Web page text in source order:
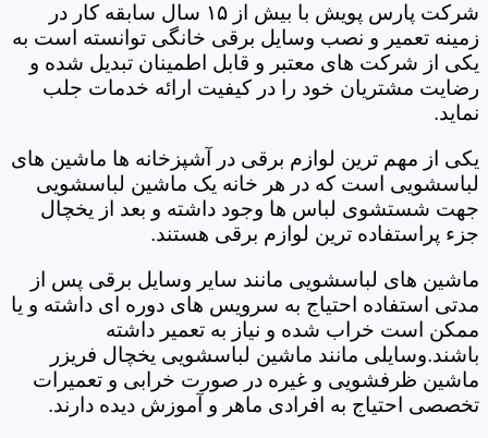
شرکت پارس پویش با بیش از ۱۵ سال سابقه کار در
زمینه تعمیر و نصب وسایل برقی خانگی توانسته است به
یکی از شرکت های معتبر و قابل اطمینان تبدیل شده و
رضایت مشتریان خود را در کیفیت ارائه خدمات جلب
نماید.
یکی از مهم ترین لوازم برقی در آشپزخانه ها ماشین های
لباسشویی است که در هر خانه یک ماشین لباسشویی
جهت شستشوی لباس ها وجود داشته و بعد از یخچال
جزء پراستفاده ترین لوازم برقی هستند.
ماشین های لباسشویی مانند سایر وسایل برقی پس از
مدتی استفاده احتیاج به سرویس های دوره ای داشته و یا
ممکن است خراب شده و نیاز به تعمیر داشته
باشند.وسایلی مانند ماشین لباسشویی یخچال فریزر
ماشین ظرفشویی و غیره در صورت خرابی و تعمیرات
تخصصی احتیاج به افرادی ماهر و آموزش دیده دارند.